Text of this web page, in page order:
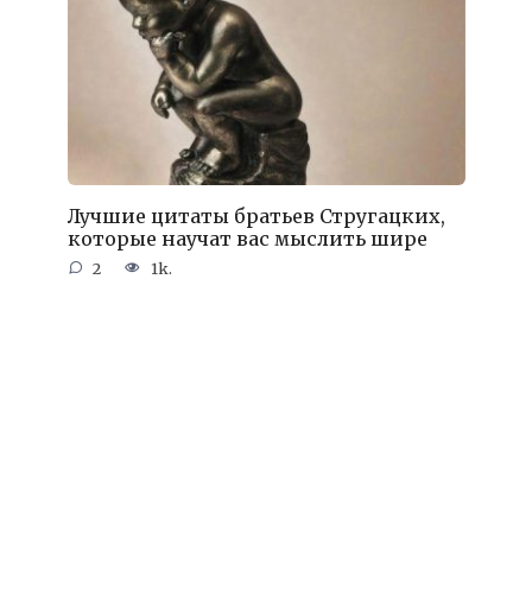
Лучшие цитаты братьев Стругацких,
которые научат вас мыслить шире
2 1k.